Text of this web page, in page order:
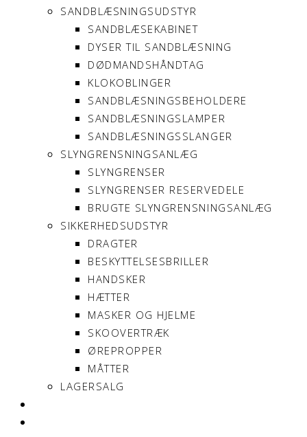
SANDBLÆSNINGSUDSTYR
SANDBLÆSEKABINET
DYSER TIL SANDBLÆSNING
DØDMANDSHÅNDTAG
KLOKOBLINGER
SANDBLÆSNINGSBEHOLDERE
SANDBLÆSNINGSLAMPER
SANDBLÆSNINGSSLANGER
SLYNGRENSNINGSANLÆG
SLYNGRENSER
SLYNGRENSER RESERVEDELE
BRUGTE SLYNGRENSNINGSANLÆG
SIKKERHEDSUDSTYR
DRAGTER
BESKYTTELSESBRILLER
HANDSKER
HÆTTER
MASKER OG HJELME
SKOOVERTRÆK
ØREPROPPER
MÅTTER
LAGERSALG